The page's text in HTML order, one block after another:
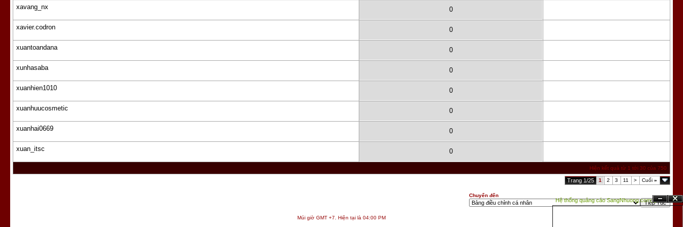
xavang_nx 0
xavier.codron 0
xuantoandana 0
xunhasaba 0
xuanhien1010 0
xuanhuucosmetic 0
xuanhai0669 0
xuan_itsc 0
Hiện kết quả từ 1 tới 30 của 750
Trang 1/25 1 2 3 11 > Cuối »
Chuyển đến
Ẩn Đóng
Hệ thống quảng cáo SangNhuong.com;
Múi giờ GMT +7. Hiện tại là 04:00 PM